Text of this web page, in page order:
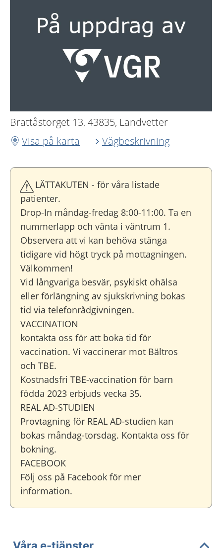
Brattåstorget 13, 43835, Landvetter
Visa på karta
Vägbeskrivning
LÄTTAKUTEN - för våra listade
patienter.
Drop-In måndag-fredag 8:00-11:00. Ta en
nummerlapp och vänta i väntrum 1.
Observera att vi kan behöva stänga
tidigare vid högt tryck på mottagningen.
Välkommen!
Vid långvariga besvär, psykiskt ohälsa
eller förlängning av sjukskrivning bokas
tid via telefonrådgivningen.
VACCINATION
kontakta oss för att boka tid för
vaccination. Vi vaccinerar mot Bältros
och TBE.
Kostnadsfri TBE-vaccination för barn
födda 2023 erbjuds vecka 35.
REAL AD-STUDIEN
Provtagning för REAL AD-studien kan
bokas måndag-torsdag. Kontakta oss för
bokning.
FACEBOOK
Följ oss på Facebook för mer
information.
Våra e-tjänster